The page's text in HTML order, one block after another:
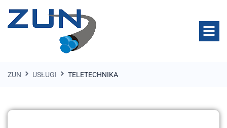
ZUN USŁUGI TELETECHNIKA